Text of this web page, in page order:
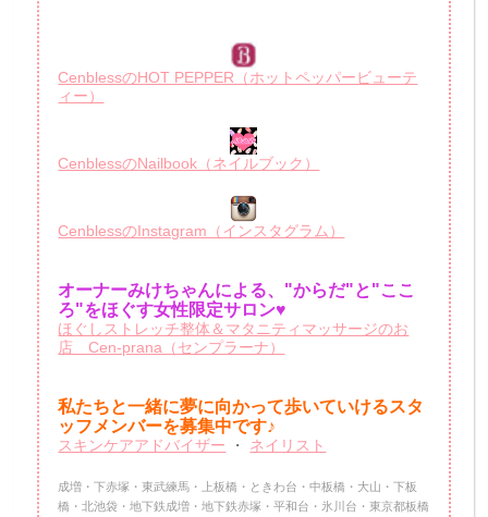
CenblessのHOT PEPPER（ホットペッパービューテ
ィー）
CenblessのNailbook（ネイルブック）
CenblessのInstagram（インスタグラム）
オーナーみけちゃんによる、"からだ"と"ここ
ろ"をほぐす女性限定サロン♥
ほぐしストレッチ整体＆マタニティマッサージのお
店 Cen-prana（センプラーナ）
私たちと一緒に夢に向かって歩いていけるスタ
ッフメンバーを募集中です♪
スキンケアアドバイザー ・ ネイリスト
成増・下赤塚・東武練馬・上板橋・ときわ台・中板橋・大山・下板
橋・北池袋・地下鉄成増・地下鉄赤塚・平和台・氷川台・東京都板橋